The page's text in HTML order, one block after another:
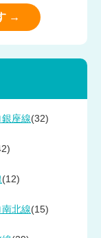
→
座線(32)
(12)
北線(15)